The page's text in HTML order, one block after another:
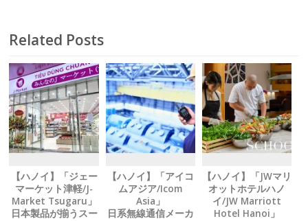
Mebuki Spa」
Related Posts
【ハノイ】「ジェー
マーケット津軽/J-
Market Tsugaru」
日本製品が揃うスー
【ハノイ】「アイコ
ムアジア/Icom
Asia」
日系無線通信メーカ
【ハノイ】「JWマリ
オットホテルハノ
イ/JW Marriott
Hotel Hanoi」